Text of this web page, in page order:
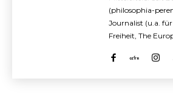
(philosophia-
Journalist (u.a.
Freiheit, The